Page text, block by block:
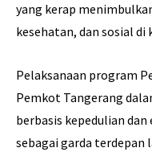
yang kerap
kesehatan, dan sosial di
Pelaksanaan program
Pemkot Tangerang
berbasis kepedulian dan
sebagai garda terdepan